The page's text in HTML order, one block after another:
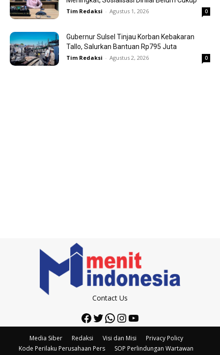
Tim Redaksi - Agustus 1, 2026 0
Gubernur Sulsel Tinjau Korban Kebakaran
Tallo, Salurkan Bantuan Rp795 Juta
Tim Redaksi - Agustus 2, 2026 0
Contact Us
Facebook
Twitter
WhatsApp
Instagram
YouTube
Media Siber Redaksi Visi dan Misi
Privacy Policy
Kode Perilaku Perusahaan Pers
SOP Perlindungan Wartawan